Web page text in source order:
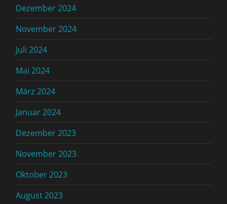
Dezember 2024
November 2024
Juli 2024
Mai 2024
März 2024
Januar 2024
Dezember 2023
November 2023
Oktober 2023
August 2023